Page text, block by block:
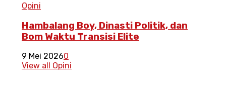
Opini
Hambalang Boy, Dinasti Politik, dan
Bom Waktu Transisi Elite
9 Mei 20260
View all Opini